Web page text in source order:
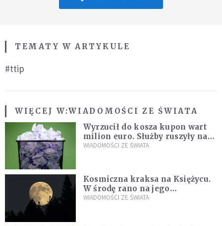
TEMATY W ARTYKULE
#ttip
WIĘCEJ W:WIADOMOŚCI ZE ŚWIATA
Wyrzucił do kosza kupon wart
milion euro. Służby ruszyły na
poszukiwania
WIADOMOŚCI ZE ŚWIATA
Kosmiczna kraksa na Księżycu.
W środę rano na jego
powierzchni dojdzie do
WIADOMOŚCI ZE ŚWIATA